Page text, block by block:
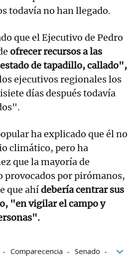
todavía no han llegado.
que el Ejecutivo de Pedro
ofrecer recursos a las
de tapadillo, callado",
ejecutivos regionales los
días después todavía
ha explicado que él no
climático, pero ha
que la mayoría de
provocados por pirómanos,
que ahídebería centrar sus
"en vigilar el campo y
Comparecencia
Senado